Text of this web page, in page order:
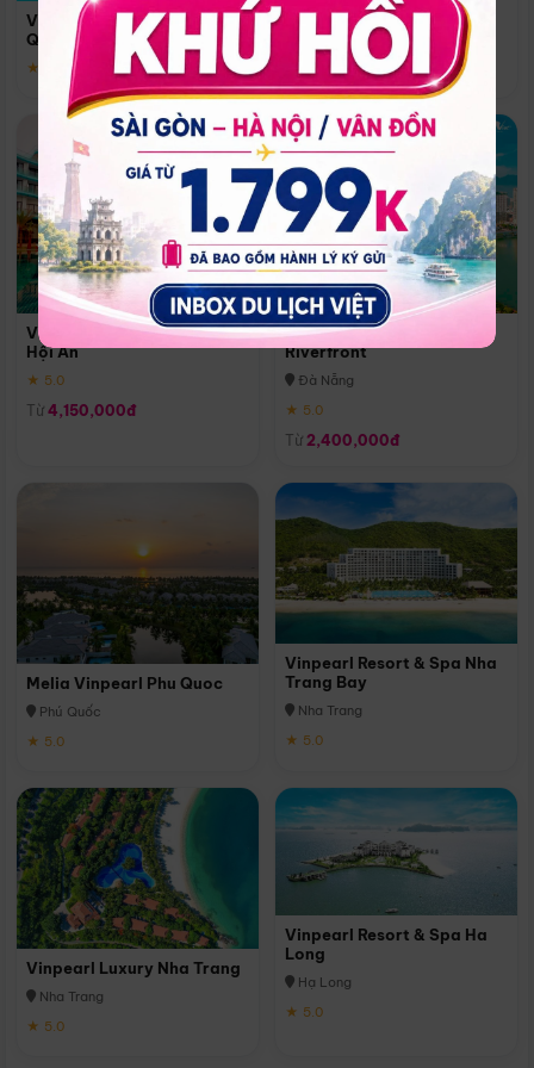
Vinpearl Resort & Spa Phu
Quoc
★ 5.0
Quoc
Phú Quốc
★ 5.0
Vinpearl Resort & Golf Nam
Hội An
★ 5.0
Từ 4,150,000đ
Melia Vinpearl Danang
Riverfront
Đà Nẵng
★ 5.0
Từ 2,400,000đ
Melia Vinpearl Phu Quoc
Phú Quốc
★ 5.0
Vinpearl Resort & Spa Nha
Trang Bay
Nha Trang
★ 5.0
Vinpearl Luxury Nha Trang
Nha Trang
★ 5.0
Vinpearl Resort & Spa Ha
Long
Hạ Long
★ 5.0